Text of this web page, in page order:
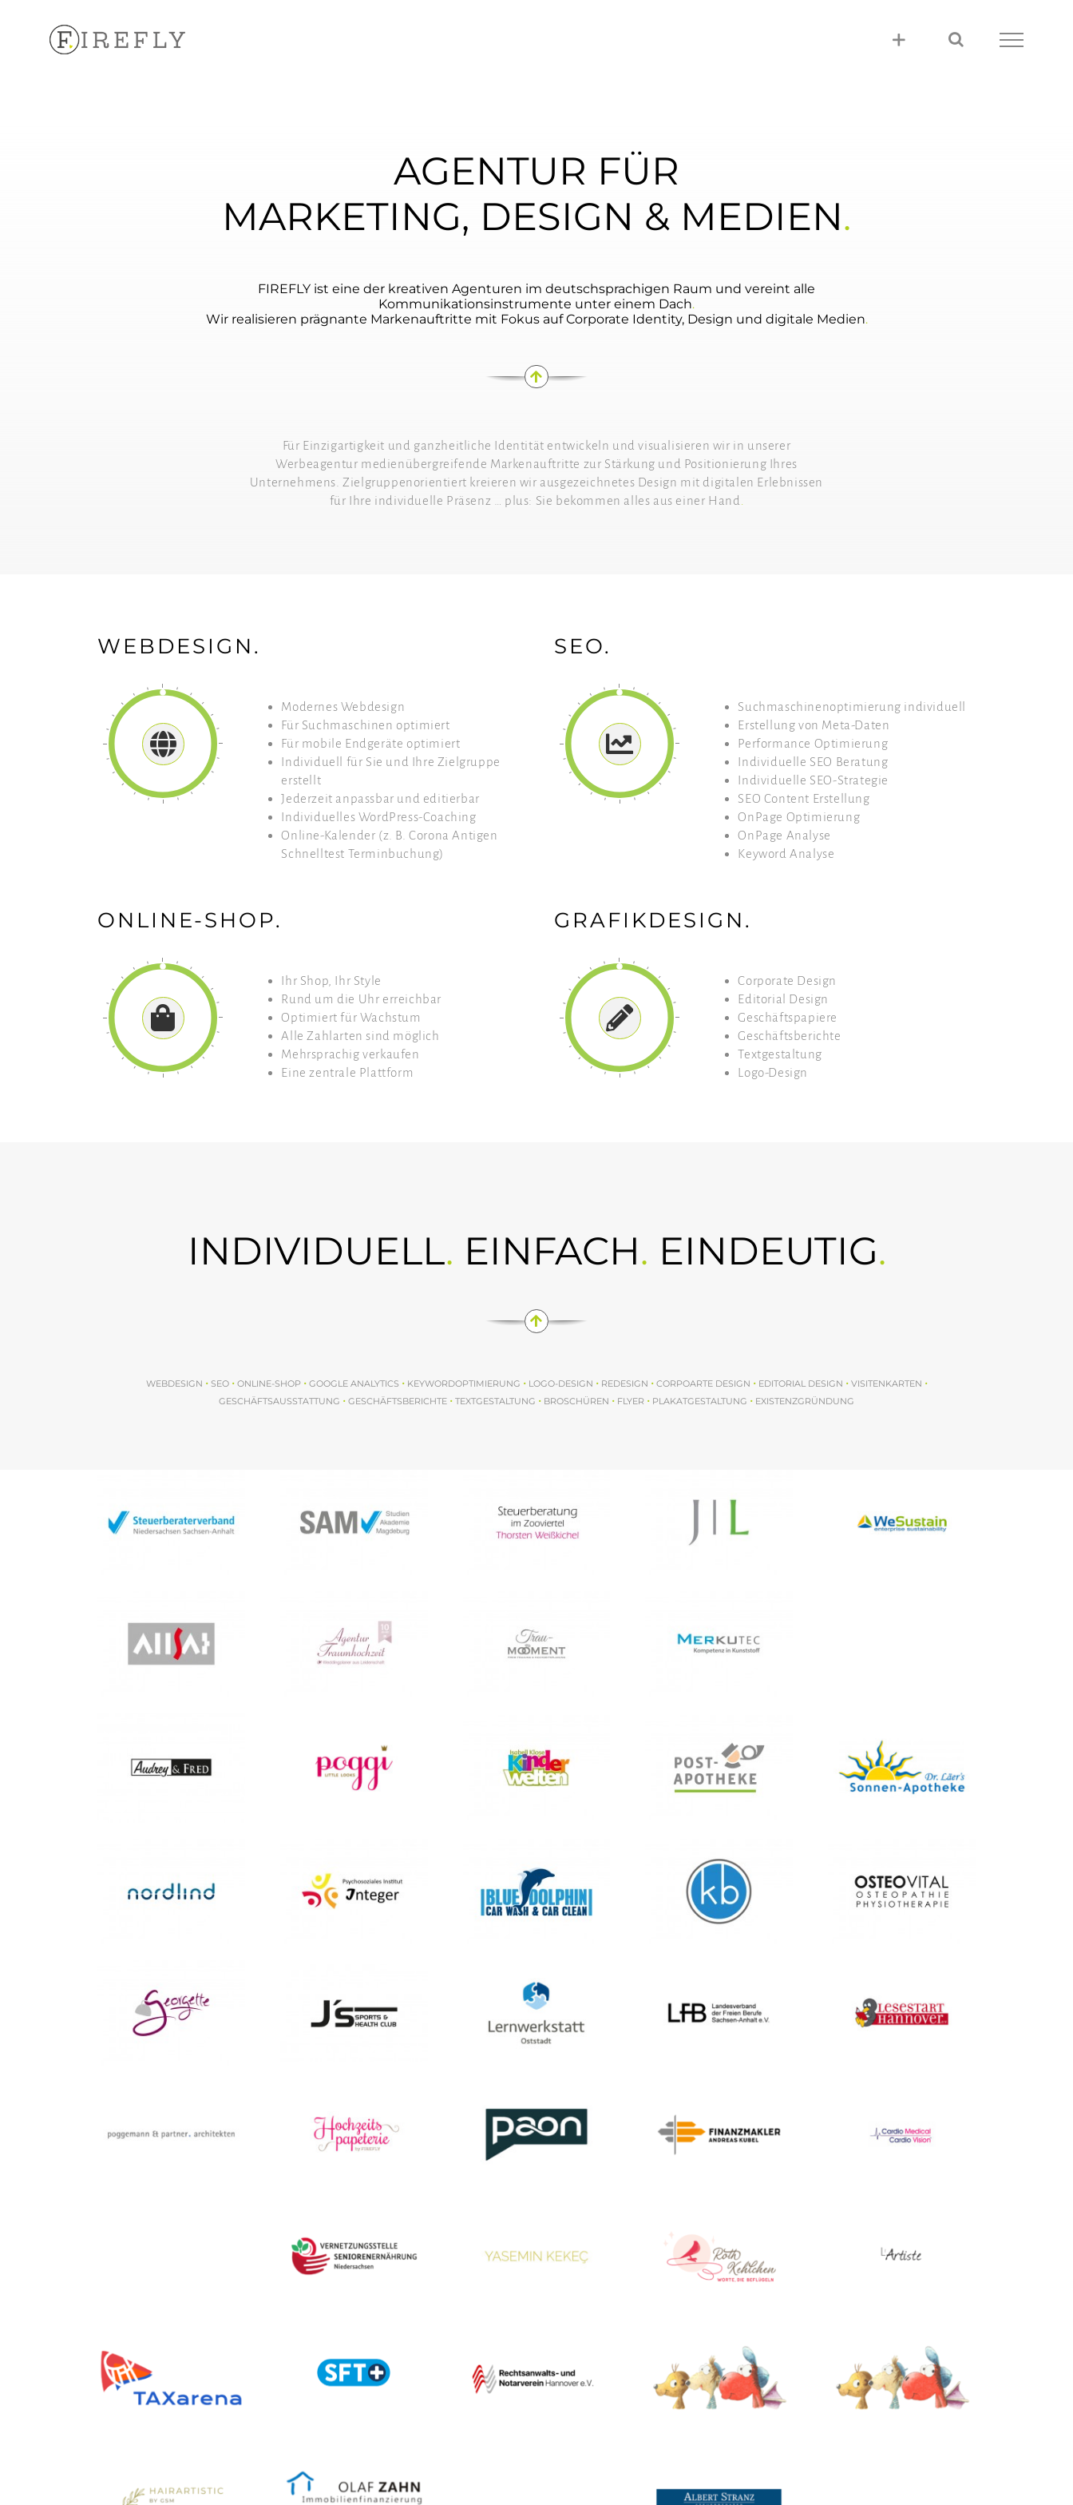
AGENTUR FÜR
MARKETING, DESIGN & MEDIEN.
FIREFLY ist eine der kreativen Agenturen im deutschsprachigen Raum und vereint alle
Kommunikationsinstrumente unter einem Dach.
Wir realisieren prägnante Markenauftritte mit Fokus auf Corporate Identity, Design und digitale Medien.
Für Einzigartigkeit und ganzheitliche Identität entwickeln und visualisieren wir in unserer
Werbeagentur medienübergreifende Markenauftritte zur Stärkung und Positionierung Ihres
Unternehmens. Zielgruppenorientiert kreieren wir ausgezeichnetes Design mit digitalen Erlebnissen
für Ihre individuelle Präsenz … plus: Sie bekommen alles aus einer Hand .
WEBDESIGN.
Modernes Webdesign
Für Suchmaschinen optimiert
Für mobile Endgeräte optimiert
Individuell für Sie und Ihre Zielgruppe
erstellt
Jederzeit anpassbar und editierbar
Individuelles WordPress-Coaching
Online-Kalender (z. B. Corona Antigen
Schnelltest Terminbuchung)
SEO.
Suchmaschinenoptimierung individuell
Erstellung von Meta-Daten
Performance Optimierung
Individuelle SEO Beratung
Individuelle SEO-Strategie
SEO Content Erstellung
OnPage Optimierung
OnPage Analyse
Keyword Analyse
ONLINE-SHOP.
Ihr Shop, Ihr Style
Rund um die Uhr erreichbar
Optimiert für Wachstum
Alle Zahlarten sind möglich
Mehrsprachig verkaufen
Eine zentrale Plattform
GRAFIKDESIGN.
Corporate Design
Editorial Design
Geschäftspapiere
Geschäftsberichte
Textgestaltung
Logo-Design
INDIVIDUELL. EINFACH. EINDEUTIG.
WEBDESIGN •SEO •ONLINE-SHOP •GOOGLE ANALYTICS •KEYWORDOPTIMIERUNG •LOGO-DESIGN •REDESIGN •CORPOARTE DESIGN •EDITORIAL DESIGN •VISITENKARTEN •
GESCHÄFTSAUSSTATTUNG • GESCHÄFTSBERICHTE • TEXTGESTALTUNG • BROSCHÜREN • FLYER • PLAKATGESTALTUNG • EXISTENZGRÜNDUNG